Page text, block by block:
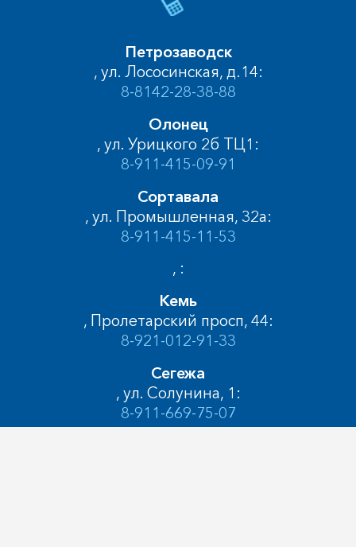
Петрозаводск
, ул. Лососинская, д.14:
8-8142-28-38-88
Олонец
, ул. Урицкого 2б ТЦ1:
8-911-415-09-91
Сортавала
, ул. Промышленная, 32а:
8-911-415-11-53
, :
Кемь
, Пролетарский просп, 44:
8-921-012-91-33
Сегежа
, ул. Солунина, 1:
8-911-669-75-07